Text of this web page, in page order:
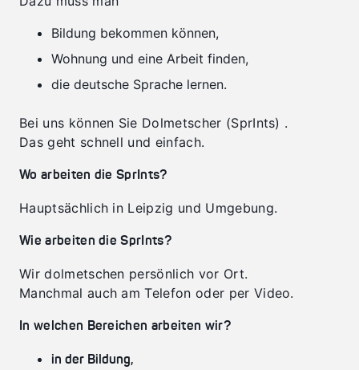
Bildung bekommen können,
Wohnung und eine Arbeit finden,
die deutsche Sprache lernen.
Bei uns können Sie Dolmetscher (SprInts) .
Das geht schnell und einfach.
Wo arbeiten die SprInts?
Hauptsächlich in Leipzig und Umgebung.
Wie arbeiten die SprInts?
Wir dolmetschen persönlich vor Ort.
Manchmal auch am Telefon oder per Video.
In welchen Bereichen arbeiten wir?
in der Bildung,